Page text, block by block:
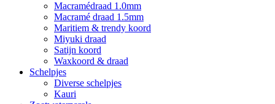
Macramédraad 1.0mm
Macramé draad 1.5mm
Maritiem & trendy koord
Miyuki draad
Satijn koord
Waxkoord & draad
Schelpjes
Diverse schelpjes
Kauri